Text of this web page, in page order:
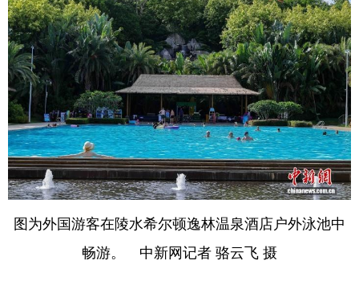
图为外国游客在陵水希尔顿逸林温泉酒店户外泳池中
畅游。 中新网记者 骆云飞 摄